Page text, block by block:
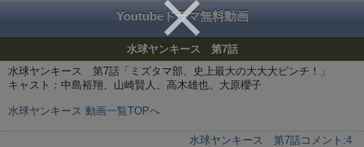
Youtubeドラマ無料動画
水球ヤンキース 第7話
水球ヤンキース 第7話「ミズタマ部、史上最大の大大大ピンチ！」
キャスト：中島裕翔、山崎賢人、高木雄也、大原櫻子
水球ヤンキース 動画一覧TOPへ
水球ヤンキース 第7話 コメント:4